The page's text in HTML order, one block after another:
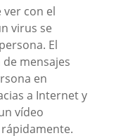
ver con el
virus se
El
mensajes
en
a Internet y
vídeo